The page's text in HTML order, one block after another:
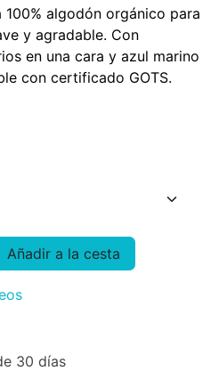
algodón orgánico para
y agradable. Con
en una cara y azul marino
con certificado GOTS.
Añadir a la cesta
30 días